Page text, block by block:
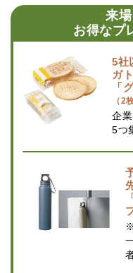
来
お得なプ
5社
ガ
「
（2
企
5つ